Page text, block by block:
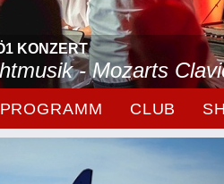
KONZERT
- Mozarts
PROGRAMM CLUB